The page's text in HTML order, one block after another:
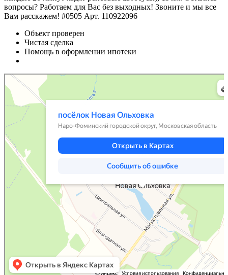
вопросы? Работаем для Вас без выходных! Звоните и мы все
Вам расскажем! #0505 Арт. 110922096
Объект проверен
Чистая сделка
Помощь в оформлении ипотеки